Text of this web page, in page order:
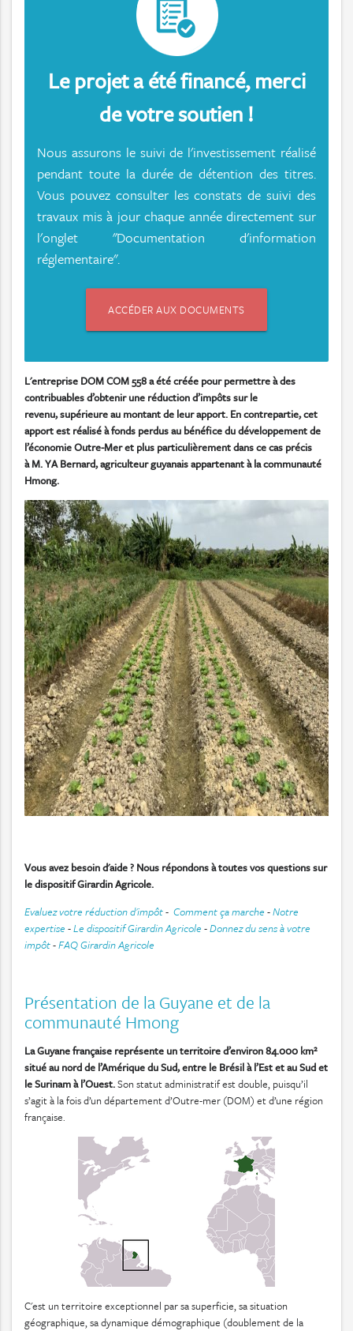
Le projet a été financé, merci
de votre soutien !
Nous assurons le suivi de l'investissement réalisé
pendant toute la durée de détention des titres.
Vous pouvez consulter les constats de suivi des
travaux mis à jour chaque année directement sur
l'onglet "Documentation d'information
réglementaire".
ACCÉDER AUX DOCUMENTS
L'entreprise DOM COM 558 a été créée pour permettre à des
contribuables d’obtenir une réduction d’impôts sur le
revenu, supérieure au montant de leur apport. En contrepartie, cet
apport est réalisé à fonds perdus au bénéfice du développement de
l’économie Outre-Mer et plus particulièrement dans ce cas précis
à M. YA Bernard, agriculteur guyanais appartenant à la communauté
Hmong.
Vous avez besoin d'aide ? Nous répondons à toutes vos questions sur
le dispositif Girardin Agricole.
Evaluez votre réduction d'impôt- Comment ça marche -Notre
expertise -Le dispositif Girardin Agricole -Donnez du sens à votre
impôt-FAQ Girardin Agricole
Présentation de la Guyane et de la
communauté Hmong
La Guyane française représente un territoire d’environ 84.000 km²
situé au nord de l’Amérique du Sud, entre le Brésil à l’Est et au Sud et
le Surinam à l’Ouest.Son statut administratif est double, puisqu’il
s’agit à la fois d’un département d’Outre-mer (DOM) et d’une région
française.
C'est un territoire exceptionnel par sa superficie, sa situation
géographique, sa dynamique démographique (doublement de la